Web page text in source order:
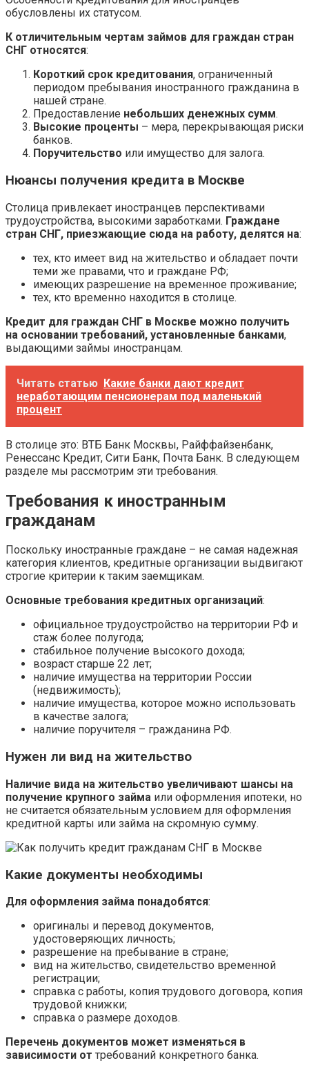
обусловлены их статусом.
К отличительным чертам займов для граждан стран
СНГ относятся:
Короткий срок кредитования, ограниченный
периодом пребывания иностранного гражданина в
нашей стране.
Предоставление небольших денежных сумм.
Высокие проценты – мера, перекрывающая риски
банков.
Поручительство или имущество для залога.
Нюансы получения кредита в Москве
Столица привлекает иностранцев перспективами
трудоустройства, высокими заработками. Граждане
стран СНГ, приезжающие сюда на работу, делятся на:
тех, кто имеет вид на жительство и обладает почти
теми же правами, что и граждане РФ;
имеющих разрешение на временное проживание;
тех, кто временно находится в столице.
Кредит для граждан СНГ в Москве можно получить
на основании требований, установленные банками,
выдающими займы иностранцам.
Читать статью Какие банки дают кредит
неработающим пенсионерам под маленький
процент
В столице это: ВТБ Банк Москвы, Райффайзенбанк,
Ренессанс Кредит, Сити Банк, Почта Банк. В следующем
разделе мы рассмотрим эти требования.
Требования к иностранным
гражданам
Поскольку иностранные граждане – не самая надежная
категория клиентов, кредитные организации выдвигают
строгие критерии к таким заемщикам.
Основные требования кредитных организаций:
официальное трудоустройство на территории РФ и
стаж более полугода;
стабильное получение высокого дохода;
возраст старше 22 лет;
наличие имущества на территории России
(недвижимость);
наличие имущества, которое можно использовать
в качестве залога;
наличие поручителя – гражданина РФ.
Нужен ли вид на жительство
Наличие вида на жительство увеличивают шансы на
получение крупного займа или оформления ипотеки, но
не считается обязательным условием для оформления
кредитной карты или займа на скромную сумму.
Какие документы необходимы
Для оформления займа понадобятся:
оригиналы и перевод документов,
удостоверяющих личность;
разрешение на пребывание в стране;
вид на жительство, свидетельство временной
регистрации;
справка с работы, копия трудового договора, копия
трудовой книжки;
справка о размере доходов.
Перечень документов может изменяться в
зависимости от требований конкретного банка.